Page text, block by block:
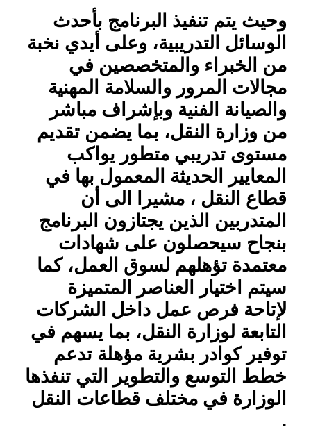
وحيث يتم تنفيذ البرنامج بأحدث
الوسائل التدريبية، وعلى أيدي نخبة
من الخبراء والمتخصصين في
مجالات المرور والسلامة المهنية
والصيانة الفنية وبإشراف مباشر
من وزارة النقل، بما يضمن تقديم
مستوى تدريبي متطور يواكب
المعايير الحديثة المعمول بها في
قطاع النقل ، مشيرا الى أن
المتدربين الذين يجتازون البرنامج
بنجاح سيحصلون على شهادات
معتمدة تؤهلهم لسوق العمل، كما
سيتم اختيار العناصر المتميزة
لإتاحة فرص عمل داخل الشركات
التابعة لوزارة النقل، بما يسهم في
توفير كوادر بشرية مؤهلة تدعم
خطط التوسع والتطوير التي تنفذها
الوزارة في مختلف قطاعات النقل
.